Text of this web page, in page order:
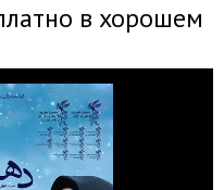
в хорошем